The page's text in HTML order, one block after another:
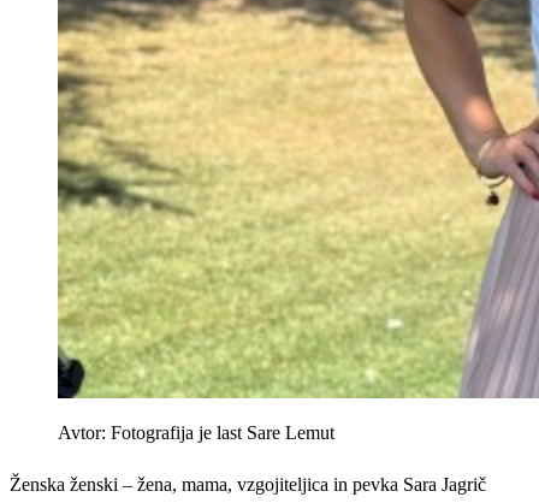
Avtor: Fotografija je last Sare Lemut
Ženska ženski – žena, mama, vzgojiteljica in pevka Sara Jagrič